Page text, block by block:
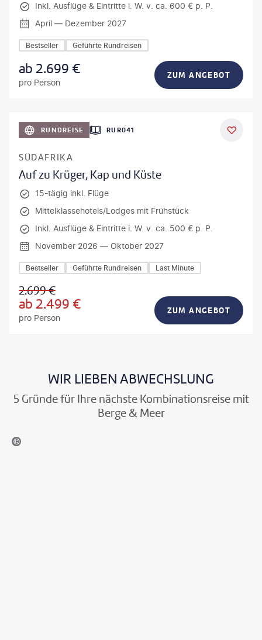
Inkl. Ausflüge & Eintritte i. W. v. ca. 600 € p. P.
April — Dezember 2027
Bestseller Geführte Rundreisen
ab2.699 €
pro Person
ZUM ANGEBOT
DEAL
RUNDREISE RUR041
SÜDAFRIKA
Auf zu Krüger, Kap und Küste
15-tägig inkl. Flüge
Mittelklassehotels/Lodges mit Frühstück
Inkl. Ausflüge & Eintritte i. W. v. ca. 500 € p. P.
November 2026 — Oktober 2027
Bestseller Geführte Rundreisen Last Minute
2.699€
ab2.499 €
pro Person
ZUM ANGEBOT
WIR LIEBEN ABWECHSLUNG
5 Gründe für Ihre nächste Kombinationsreise mit
Berge & Meer
- gty